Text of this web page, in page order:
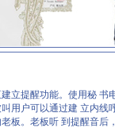
立提醒功能。使用秘
用户可以通过建 立内
板。老板听 到提醒音后